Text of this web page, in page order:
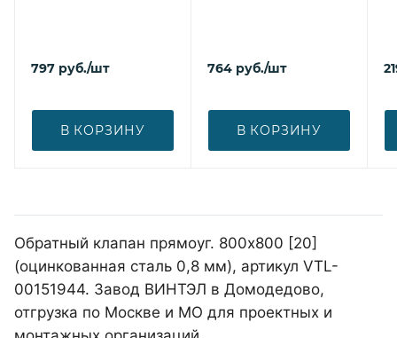
797 руб./шт
В КОРЗИНУ
764 руб./шт
В КОРЗИНУ
Обратный клапан прямоуг. 800х800 [20]
(оцинкованная сталь 0,8 мм), артикул VTL-
00151944. Завод ВИНТЭЛ в Домодедово,
отгрузка по Москве и МО для проектных и